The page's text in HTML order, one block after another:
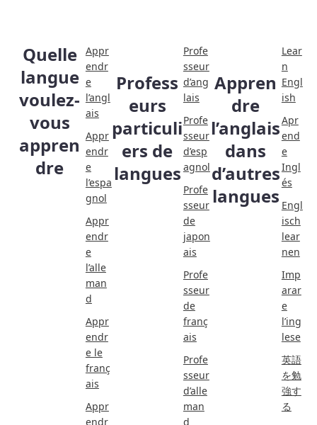
Quelle
langue
voulez-
vous
appren
dre
Appr
endr
e
l’angl
ais
Appr
endr
e
l’espa
gnol
Appr
endr
e
l’alle
man
d
Appr
endr
e le
franç
ais
Appr
endr
Profess
eurs
particuli
ers de
langues
Profe
sseur
d’ang
lais
Profe
sseur
d’esp
agnol
Profe
sseur
de
japon
ais
Profe
sseur
de
franç
ais
Profe
sseur
d’alle
man
d
Appren
dre
l’anglais
dans
d’autres
langues
Lear
n
Engl
ish
Apr
end
e
Ingl
és
Engl
isch
lear
nen
Imp
arar
e
l’ing
lese
英語
を勉
強す
る